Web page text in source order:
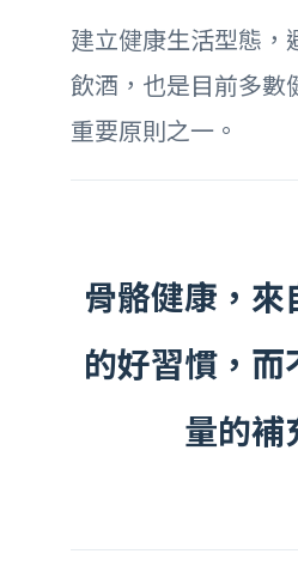
建立健康生活型態，
飲酒，也是目前多數
重要原則之一。
骨骼健康，來
的好習慣，而
量的補